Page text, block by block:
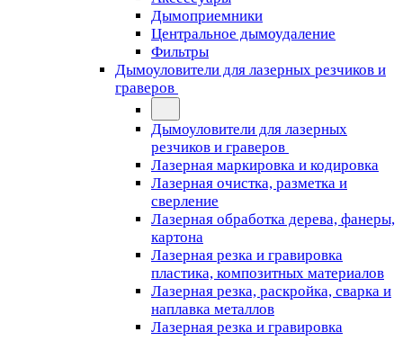
Дымоприемники
Центральное дымоудаление
Фильтры
Дымоуловители для лазерных резчиков и
граверов
Дымоуловители для лазерных
резчиков и граверов
Лазерная маркировка и кодировка
Лазерная очистка, разметка и
сверление
Лазерная обработка дерева, фанеры,
картона
Лазерная резка и гравировка
пластика, композитных материалов
Лазерная резка, раскройка, сварка и
наплавка металлов
Лазерная резка и гравировка